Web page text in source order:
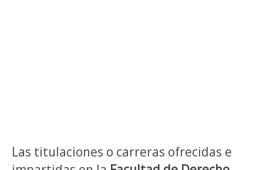
Las titulaciones o carreras ofrecidas e